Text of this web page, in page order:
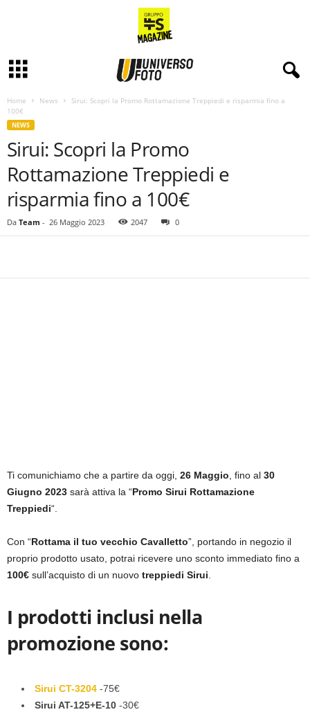
Home News
Sirui: Scopri la Promo Rottamazione Treppiedi e risparmia fino a
100€
NEWS
Sirui: Scopri la Promo
Rottamazione Treppiedi e
risparmia fino a 100€
Da Team - 26 Maggio 2023 2047 0
Ti comunichiamo che a partire da oggi, 26 Maggio, fino al 30
Giugno 2023 sarà attiva la “Promo Sirui Rottamazione
Treppiedi“.
Con “Rottama il tuo vecchio Cavalletto”, portando in negozio il
proprio prodotto usato, potrai ricevere uno sconto immediato fino a
100€ sull’acquisto di un nuovo treppiedi Sirui.
I prodotti inclusi nella
promozione sono:
Sirui CT-3204 -75€
Sirui AT-125+E-10 -30€